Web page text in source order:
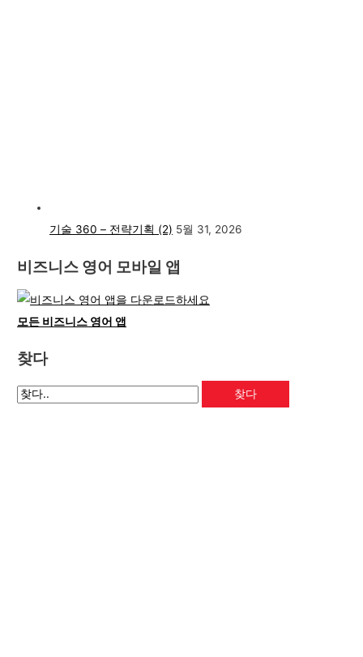
기술 360 – 전략기획 (2) 5월 31, 2026
비즈니스 영어 모바일 앱
모든 비즈니스 영어 앱
찾다